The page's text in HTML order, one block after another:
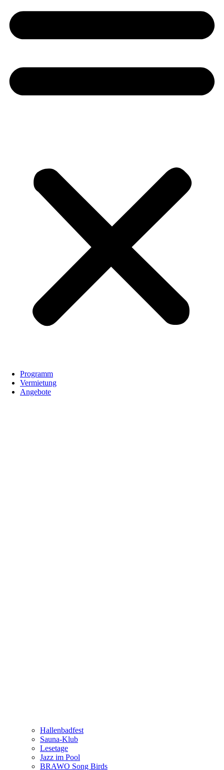
Programm
Vermietung
Angebote
Hallenbadfest
Sauna-Klub
Lesetage
Jazz im Pool
BRAWO Song Birds